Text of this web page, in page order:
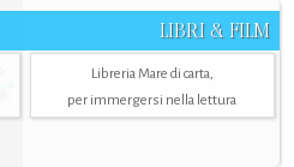
LIBRI & FILM
Libreria Mare di carta,
per immergersi nella lettura